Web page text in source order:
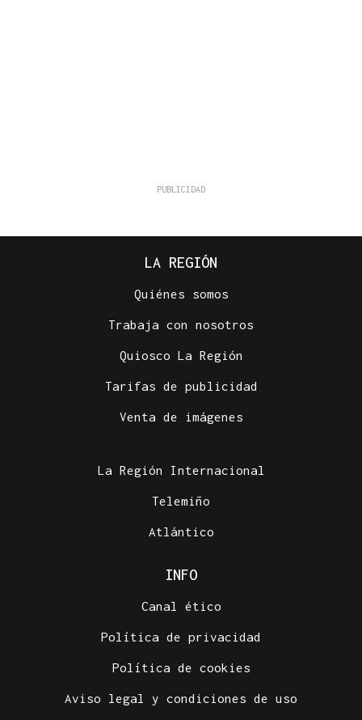
LA REGIÓN
Quiénes somos
Trabaja con nosotros
Quiosco La Región
Tarifas de publicidad
Venta de imágenes
La Región Internacional
Telemiño
Atlántico
INFO
Canal ético
Política de privacidad
Política de cookies
Aviso legal y condiciones de uso